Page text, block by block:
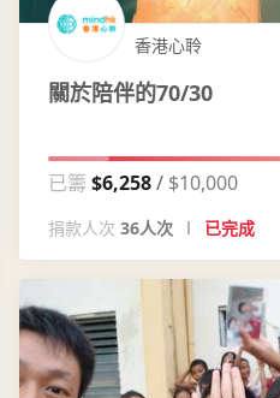
香港心聆
關於陪伴的70/30
已籌 $6,258 $10,000
捐款人次 36人次 已完成